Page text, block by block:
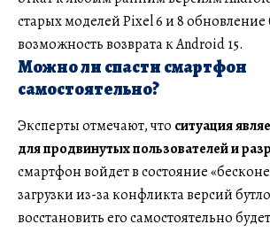
старых моделей Pixel 6 и 8 обновление
возможность возврата к Android 15.
Можно ли спасти смартфон
самостоятельно?
Эксперты отмечают, что ситуация
для продвинутых пользователей и
смартфон войдет в состояние
загрузки из-за конфликта версий
восстановить его самостоятельно